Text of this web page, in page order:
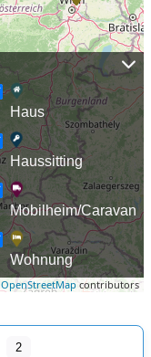
OpenStreetMapcontributors
Haus
Haussitting
Mobilheim/Caravan
Wohnung
2